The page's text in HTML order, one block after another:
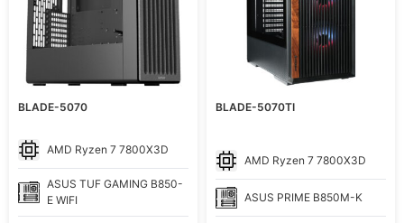
BLADE-5070
AMD Ryzen 7 7800X3D
ASUS TUF GAMING B850-
E WIFI
BLADE-5070TI
AMD Ryzen 7 7800X3D
ASUS PRIME B850M-K